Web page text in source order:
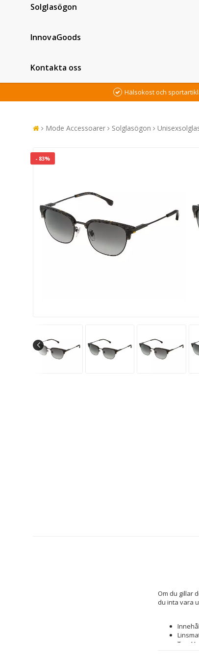
Solglasögon
InnovaGoods
Kontakta oss
Hälsokost och
Mode Accessoarer Solglasögon
- 83%
Om du gillar
du inta vara
Typ: